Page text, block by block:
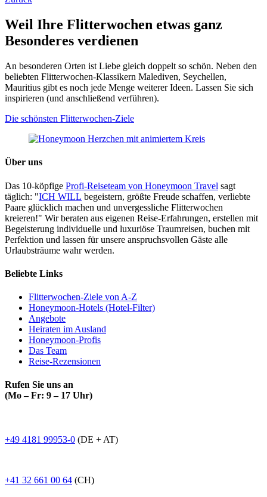
Weil Ihre Flitterwochen etwas ganz
Besonderes verdienen
An besonderen Orten ist Liebe gleich doppelt so schön. Neben den
beliebten Flitterwochen-Klassikern Malediven, Seychellen,
Mauritius gibt es noch jede Menge weiterer Ideen. Lassen Sie sich
inspirieren (und anschließend verführen).
Die schönsten Flitterwochen-Ziele
Über uns
Das 10-köpfige Profi-Reiseteam von Honeymoon Travel sagt
täglich: "ICH WILL begeistern, größte Freude schaffen, verliebte
Paare glücklich machen und unvergessliche Flitterwochen
kreieren!" Wir beraten aus eigenen Reise-Erfahrungen, erstellen mit
Begeisterung individuelle und luxuriöse Traumreisen, buchen mit
Perfektion und lassen für unsere anspruchsvollen Gäste alle
Urlaubsträume wahr werden.
Beliebte Links
Flitterwochen-Ziele von A-Z
Honeymoon-Hotels (Hotel-Filter)
Angebote
Heiraten im Ausland
Honeymoon-Profis
Das Team
Reise-Rezensionen
Rufen Sie uns an
(Mo – Fr: 9 – 17 Uhr)
+49 4181 99953-0 (DE + AT)
+41 32 661 00 64 (CH)